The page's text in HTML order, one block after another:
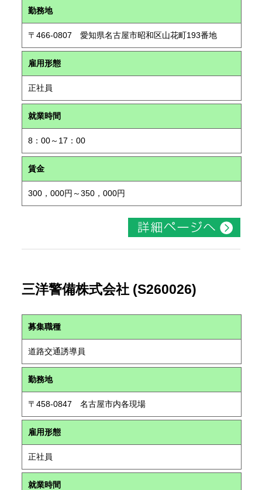
勤務地
〒466-0807 愛知県名古屋市昭和区山花町193番地
雇用形態
正社員
就業時間
8：00～17：00
賃金
300，000円～350，000円
三洋警備株式会社 (S260026)
募集職種
道路交通誘導員
勤務地
〒458-0847 名古屋市内各現場
雇用形態
正社員
就業時間